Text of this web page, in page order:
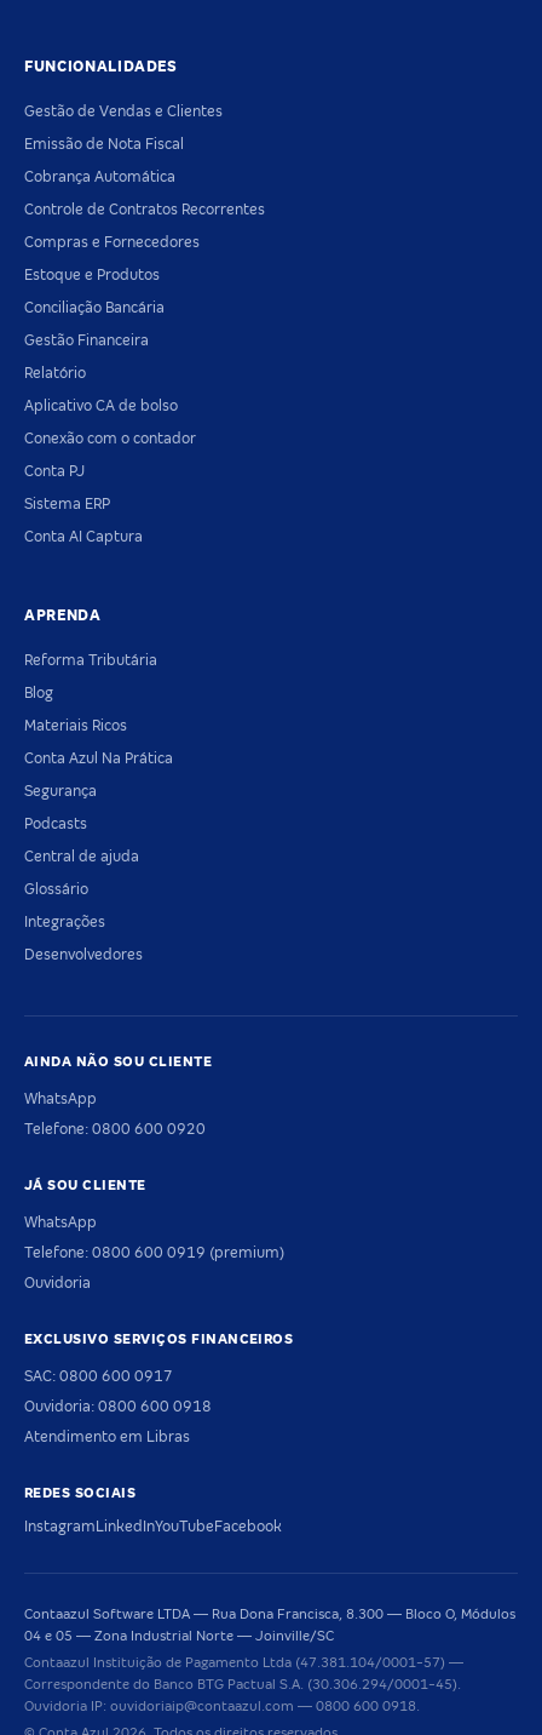
FUNCIONALIDADES
Gestão de Vendas e Clientes
Emissão de Nota Fiscal
Cobrança Automática
Controle de Contratos Recorrentes
Compras e Fornecedores
Estoque e Produtos
Conciliação Bancária
Gestão Financeira
Relatório
Aplicativo CA de bolso
Conexão com o contador
Conta PJ
Sistema ERP
Conta AI Captura
APRENDA
Reforma Tributária
Blog
Materiais Ricos
Conta Azul Na Prática
Segurança
Podcasts
Central de ajuda
Glossário
Integrações
Desenvolvedores
AINDA NÃO SOU CLIENTE
WhatsApp
Telefone: 0800 600 0920
JÁ SOU CLIENTE
WhatsApp
Telefone: 0800 600 0919 (premium)
Ouvidoria
EXCLUSIVO SERVIÇOS FINANCEIROS
SAC: 0800 600 0917
Ouvidoria: 0800 600 0918
Atendimento em Libras
REDES SOCIAIS
InstagramLinkedInYouTubeFacebook
Contaazul Software LTDA — Rua Dona Francisca, 8.300 — Bloco O, Módulos
04 e 05 — Zona Industrial Norte — Joinville/SC
Contaazul Instituição de Pagamento Ltda (47.381.104/0001-57) —
Correspondente do Banco BTG Pactual S.A. (30.306.294/0001-45).
Ouvidoria IP: ouvidoriaip@contaazul.com — 0800 600 0918.